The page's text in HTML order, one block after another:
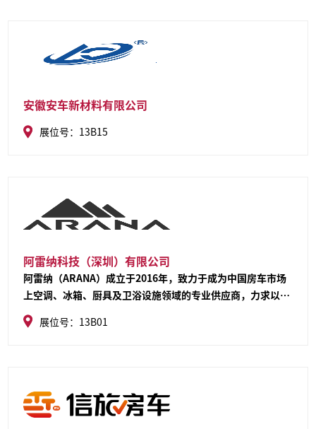
安徽安车新材料有限公司
展位号：13B15
阿雷纳科技（深圳）有限公司
阿雷纳（ARANA）成立于2016年，致力于成为中国房车市场
上空调、冰箱、厨具及卫浴设施领域的专业供应商，力求以可
靠的品质和专业的服务让房车生活更加便捷舒适，打造不一样
的房车体验.秉“Make A Difference / 卓尔不凡”的品牌理
展位号：13B01